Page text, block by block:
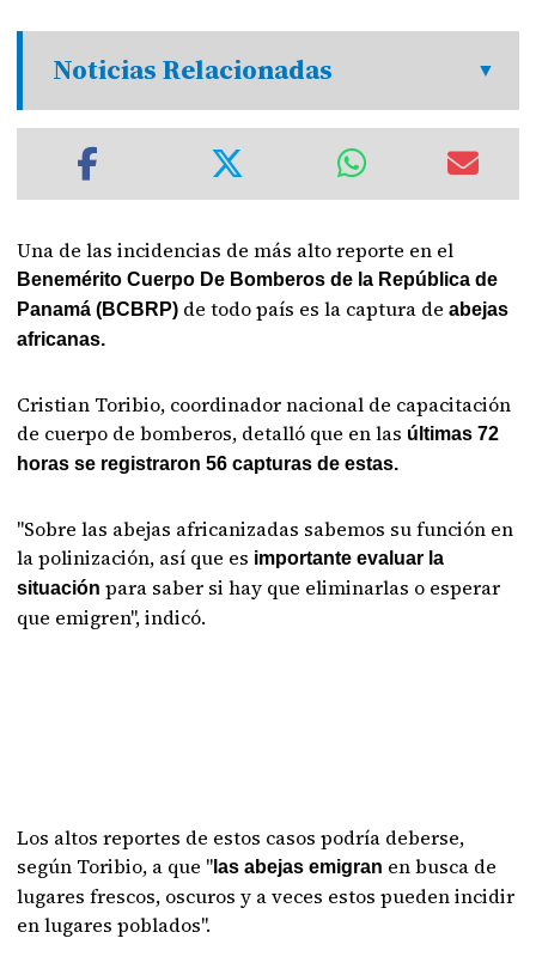
Noticias Relacionadas
Una de las incidencias de más alto reporte en el
Benemérito Cuerpo De Bomberos de la República de
Panamá (BCBRP) de todo país es la captura de abejas
africanas.
Cristian Toribio, coordinador nacional de capacitación
de cuerpo de bomberos, detalló que en las últimas 72
horas se registraron 56 capturas de estas.
"Sobre las abejas africanizadas sabemos su función en
la polinización, así que es importante evaluar la
situaciónpara saber si hay que eliminarlas o esperar
que emigren", indicó.
Los altos reportes de estos casos podría deberse,
según Toribio, a que " las abejas emigran en busca de
lugares frescos, oscuros y a veces estos pueden incidir
en lugares poblados".